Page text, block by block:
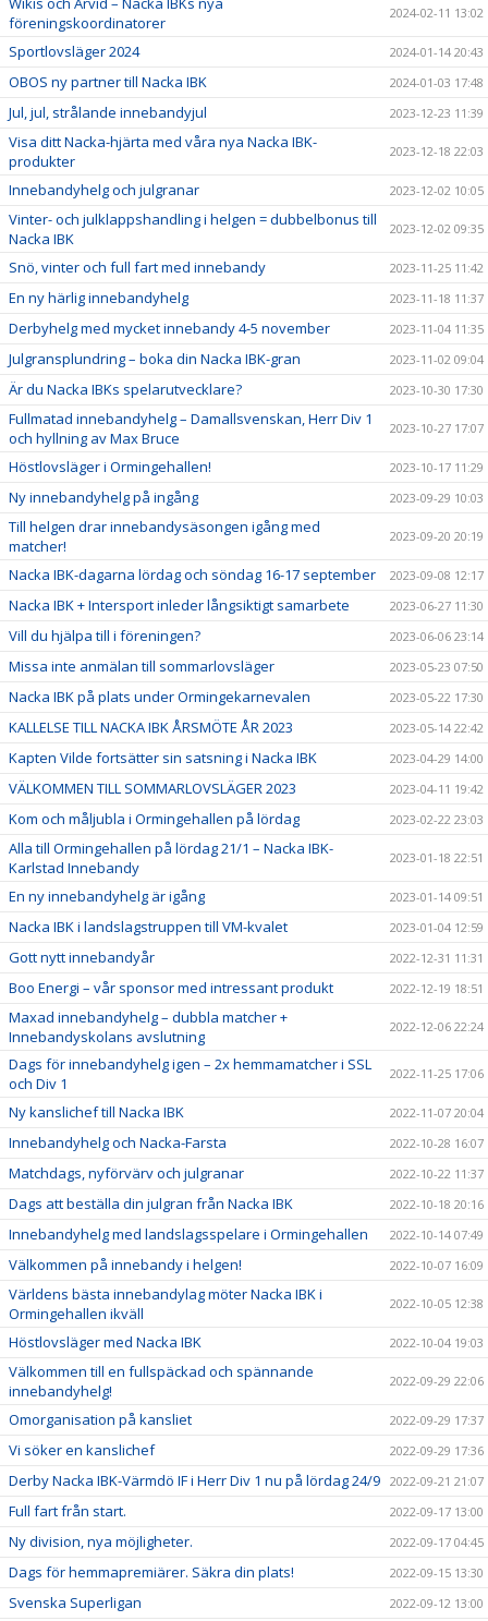
föreningskoordinatorer
2024-02-11 13:02
Sportlovsläger 2024 2024-01-14 20:43
OBOS ny partner till Nacka IBK 2024-01-03 17:48
Jul, jul, strålande innebandyjul 2023-12-23 11:39
Visa ditt Nacka-hjärta med våra nya Nacka IBK-
produkter
2023-12-18 22:03
Innebandyhelg och julgranar 2023-12-02 10:05
Vinter- och julklappshandling i helgen = dubbelbonus till
Nacka IBK
2023-12-02 09:35
Snö, vinter och full fart med innebandy 2023-11-25 11:42
En ny härlig innebandyhelg 2023-11-18 11:37
Derbyhelg med mycket innebandy 4-5 november 2023-11-04 11:35
Julgransplundring – boka din Nacka IBK-gran 2023-11-02 09:04
Är du Nacka IBKs spelarutvecklare? 2023-10-30 17:30
Fullmatad innebandyhelg – Damallsvenskan, Herr Div 1
och hyllning av Max Bruce
2023-10-27 17:07
Höstlovsläger i Ormingehallen! 2023-10-17 11:29
Ny innebandyhelg på ingång 2023-09-29 10:03
Till helgen drar innebandysäsongen igång med
matcher!
2023-09-20 20:19
Nacka IBK-dagarna lördag och söndag 16-17 september 2023-09-08 12:17
Nacka IBK + Intersport inleder långsiktigt samarbete 2023-06-27 11:30
Vill du hjälpa till i föreningen? 2023-06-06 23:14
Missa inte anmälan till sommarlovsläger 2023-05-23 07:50
Nacka IBK på plats under Ormingekarnevalen 2023-05-22 17:30
KALLELSE TILL NACKA IBK ÅRSMÖTE ÅR 2023 2023-05-14 22:42
Kapten Vilde fortsätter sin satsning i Nacka IBK 2023-04-29 14:00
VÄLKOMMEN TILL SOMMARLOVSLÄGER 2023 2023-04-11 19:42
Kom och måljubla i Ormingehallen på lördag 2023-02-22 23:03
Alla till Ormingehallen på lördag 21/1 – Nacka IBK-
Karlstad Innebandy
2023-01-18 22:51
En ny innebandyhelg är igång 2023-01-14 09:51
Nacka IBK i landslagstruppen till VM-kvalet 2023-01-04 12:59
Gott nytt innebandyår 2022-12-31 11:31
Boo Energi – vår sponsor med intressant produkt 2022-12-19 18:51
Maxad innebandyhelg – dubbla matcher +
Innebandyskolans avslutning
2022-12-06 22:24
Dags för innebandyhelg igen – 2x hemmamatcher i SSL
och Div 1
2022-11-25 17:06
Ny kanslichef till Nacka IBK 2022-11-07 20:04
Innebandyhelg och Nacka-Farsta 2022-10-28 16:07
Matchdags, nyförvärv och julgranar 2022-10-22 11:37
Dags att beställa din julgran från Nacka IBK 2022-10-18 20:16
Innebandyhelg med landslagsspelare i Ormingehallen 2022-10-14 07:49
Välkommen på innebandy i helgen! 2022-10-07 16:09
Världens bästa innebandylag möter Nacka IBK i
Ormingehallen ikväll
2022-10-05 12:38
Höstlovsläger med Nacka IBK 2022-10-04 19:03
Välkommen till en fullspäckad och spännande
innebandyhelg!
2022-09-29 22:06
Omorganisation på kansliet 2022-09-29 17:37
Vi söker en kanslichef 2022-09-29 17:36
Derby Nacka IBK-Värmdö IF i Herr Div 1 nu på lördag 24/9 2022-09-21 21:07
Full fart från start. 2022-09-17 13:00
Ny division, nya möjligheter. 2022-09-17 04:45
Dags för hemmapremiärer. Säkra din plats! 2022-09-15 13:30
Svenska Superligan 2022-09-12 13:00